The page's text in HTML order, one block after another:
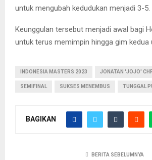
untuk mengubah kedudukan menjadi 3-5.
Keunggulan tersebut menjadi awal bagi
untuk terus memimpin hingga gim kedua
INDONESIA MASTERS 2023 JONATAN 'JOJO'
SEMIFINAL SUKSES MENEMBUS TUNGGAL
BAGIKAN
BERITA SEBELUMNYA